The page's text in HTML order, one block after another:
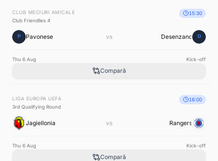
CLUB MECIURI AMICALE
Club Friendlies 4
15:30
Pavonese vs Desenzano
Thu 6 Aug Kick-off
Compară
LIGA EUROPA UEFA
3rd Qualifying Round
16:00
Jagiellonia vs Rangers
Thu 6 Aug Kick-off
Compară